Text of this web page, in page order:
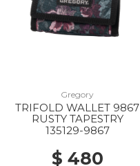
Gregory
TRIFOLD WALLET 9867
RUSTY TAPESTRY
135129-9867
$ 480